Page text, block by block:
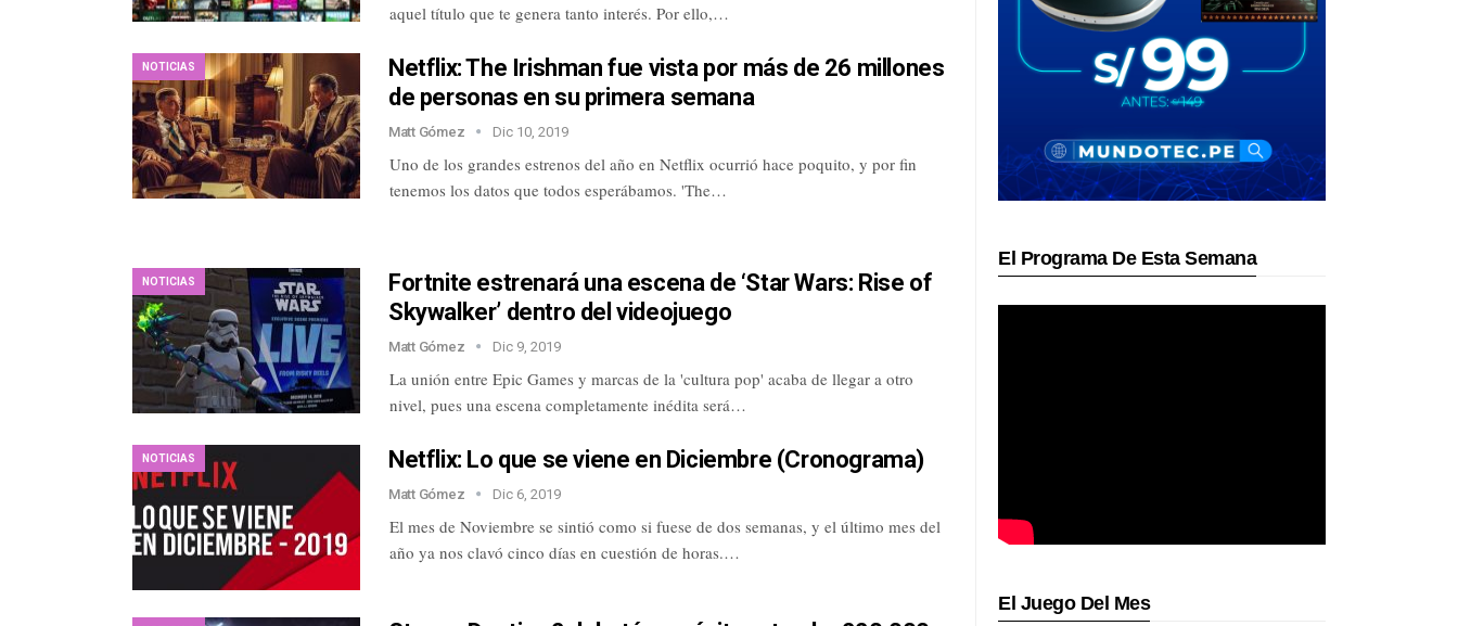
aquel título que te genera tanto interés. Por ello,…
NOTICIAS
Netflix: The Irishman fue vista por más de 26 millones
de personas en su primera semana
Matt Gómez Dic 10, 2019
Uno de los grandes estrenos del año en Netflix ocurrió hace poquito, y por fin
tenemos los datos que todos esperábamos. 'The…
NOTICIAS
Fortnite estrenará una escena de ‘Star Wars: Rise of
Skywalker’ dentro del videojuego
Matt Gómez Dic 9, 2019
La unión entre Epic Games y marcas de la 'cultura pop' acaba de llegar a otro
nivel, pues una escena completamente inédita será…
NOTICIAS Netflix: Lo que se viene en Diciembre (Cronograma)
Matt Gómez Dic 6, 2019
El mes de Noviembre se sintió como si fuese de dos semanas, y el último mes del
año ya nos clavó cinco días en cuestión de horas.…
El Programa De Esta Semana
El Juego Del Mes